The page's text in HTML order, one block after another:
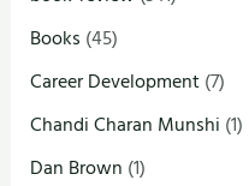
Books (45)
Career Development(7)
Chandi Charan Munshi (1)
Dan Brown (1)